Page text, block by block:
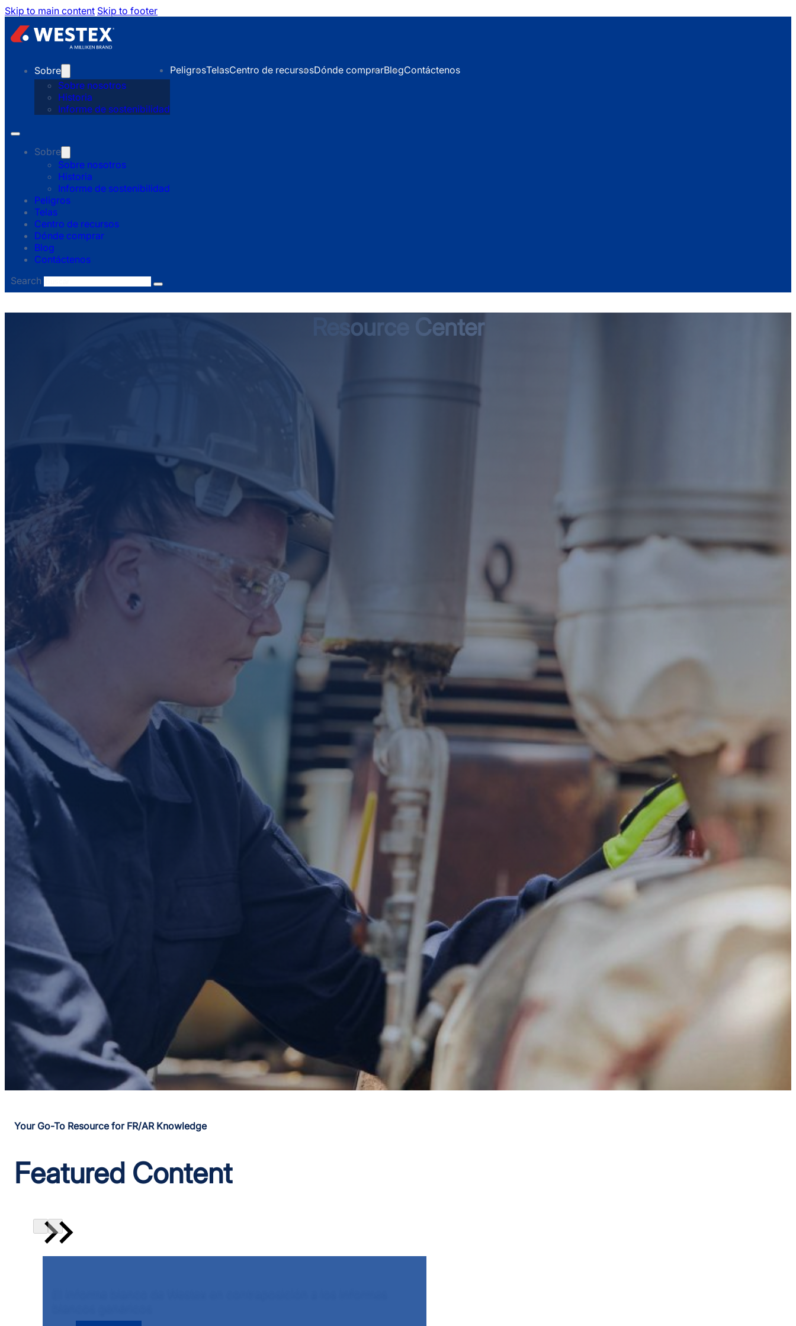
Skip to main content Skip to footer
Sobre
Sobre nosotros
Historia
Informe de sostenibilidad
PeligrosTelasCentro de recursosDónde comprarBlogContáctenos
Sobre
Sobre nosotros
Historia
Informe de sostenibilidad
Peligros
Telas
Centro de recursos
Dónde comprar
Blog
Contáctenos
Search
Resource Center
Your Go-To Resource for FR/AR Knowledge
Featured Content